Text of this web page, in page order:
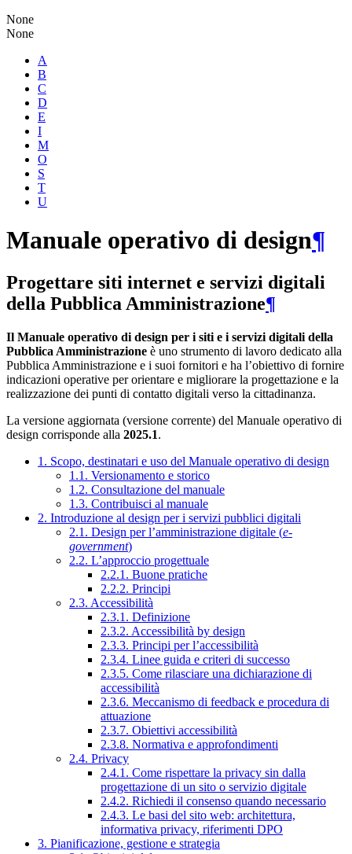
None
None
A
B
C
D
E
I
M
O
S
T
U
Manuale operativo di design¶
Progettare siti internet e servizi digitali
della Pubblica Amministrazione¶
Il Manuale operativo di design per i siti e i servizi digitali della
Pubblica Amministrazione è uno strumento di lavoro dedicato alla
Pubblica Amministrazione e i suoi fornitori e ha l’obiettivo di fornire
indicazioni operative per orientare e migliorare la progettazione e la
realizzazione dei punti di contatto digitali verso la cittadinanza.
La versione aggiornata (versione corrente) del Manuale operativo di
design corrisponde alla 2025.1.
1. Scopo, destinatari e uso del Manuale operativo di design
1.1. Versionamento e storico
1.2. Consultazione del manuale
1.3. Contribuisci al manuale
2. Introduzione al design per i servizi pubblici digitali
2.1. Design per l’amministrazione digitale (e-
government)
2.2. L’approccio progettuale
2.2.1. Buone pratiche
2.2.2. Principi
2.3. Accessibilità
2.3.1. Definizione
2.3.2. Accessibilità by design
2.3.3. Principi per l’accessibilità
2.3.4. Linee guida e criteri di successo
2.3.5. Come rilasciare una dichiarazione di
accessibilità
2.3.6. Meccanismo di feedback e procedura di
attuazione
2.3.7. Obiettivi accessibilità
2.3.8. Normativa e approfondimenti
2.4. Privacy
2.4.1. Come rispettare la privacy sin dalla
progettazione di un sito o servizio digitale
2.4.2. Richiedi il consenso quando necessario
2.4.3. Le basi del sito web: architettura,
informativa privacy, riferimenti DPO
3. Pianificazione, gestione e strategia